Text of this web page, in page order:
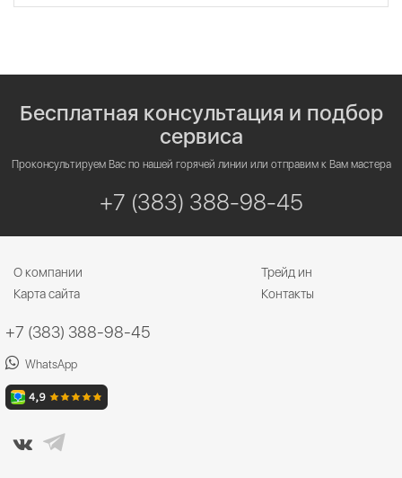
Бесплатная консультация и подбор
сервиса
Проконсультируем Вас по нашей горячей линии или отправим к Вам мастера
+7 (383) 388-98-45
О компании
Трейд ин
Карта сайта
Контакты
+7 (383) 388-98-45
WhatsApp